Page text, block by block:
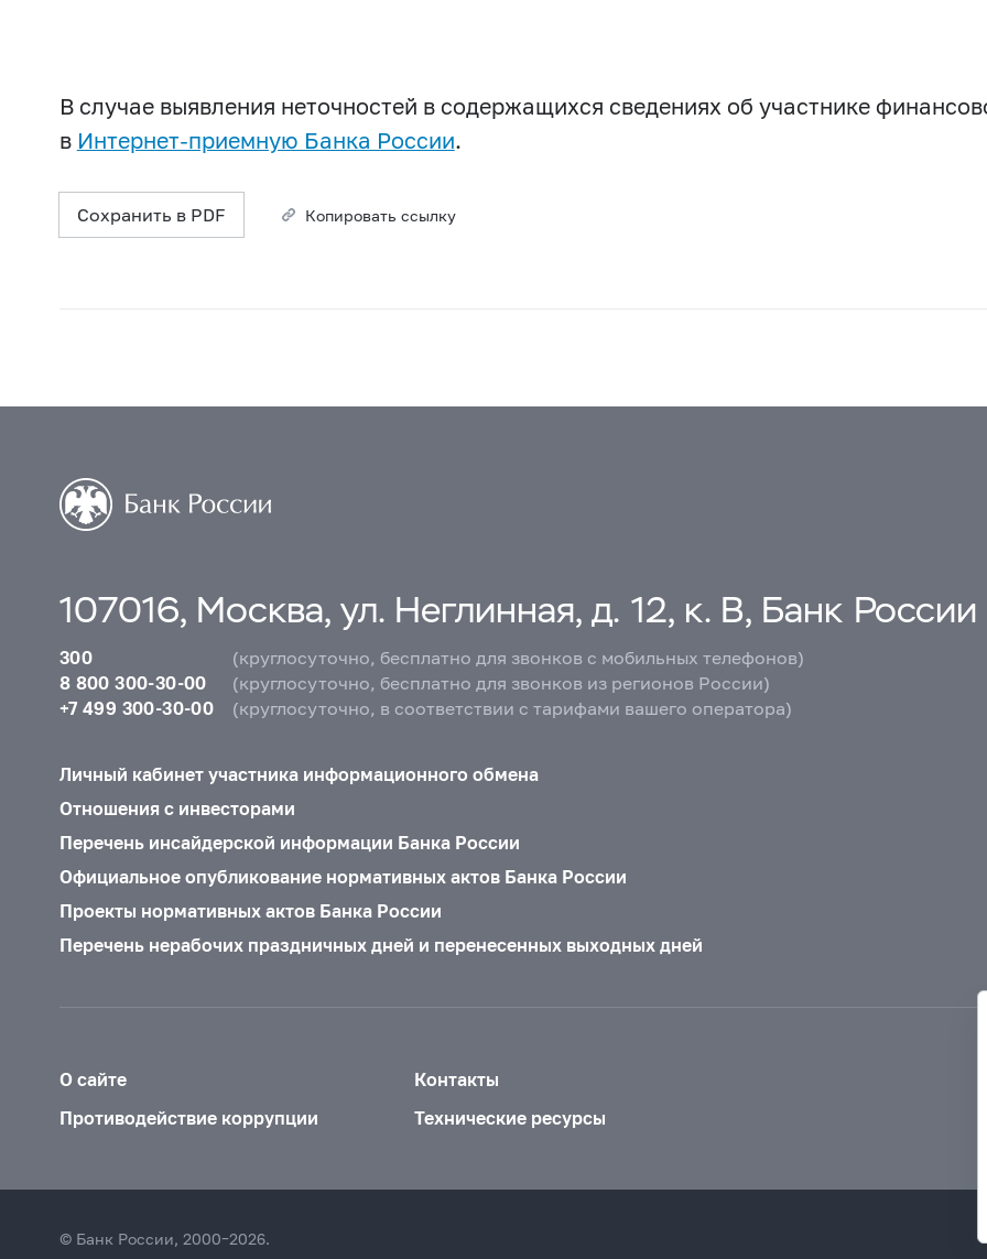
В случае выявления неточностей в содержащихся сведениях об участнике
в Интернет-приемную Банка России.
Сохранить в PDF Копировать ссылку
107016, Москва, ул. Неглинная, д. 12, к. В, Банк России
300
(круглосуточно, бесплатно для звонков с мобильных телефонов)
8 800 300-30-00
(круглосуточно, бесплатно для звонков из регионов России)
+7 499 300-30-00
(круглосуточно, в соответствии с тарифами вашего оператора)
Личный кабинет участника информационного обмена
Отношения с инвесторами
Перечень инсайдерской информации Банка России
Официальное опубликование нормативных актов Банка России
Проекты нормативных актов Банка России
Перечень нерабочих праздничных дней и перенесенных выходных дней
О сайте
Контакты
Противодействие коррупции
Технические ресурсы
© Банк России, 2000–2026.